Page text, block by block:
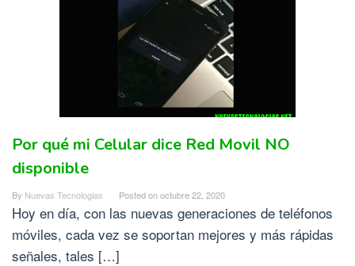
Por qué mi Celular dice Red Movil NO
disponible
By Nuevas Tecnologias Posted onoctubre 22, 2020
Hoy en día, con las nuevas generaciones de teléfonos
móviles, cada vez se soportan mejores y más rápidas
señales, tales […]